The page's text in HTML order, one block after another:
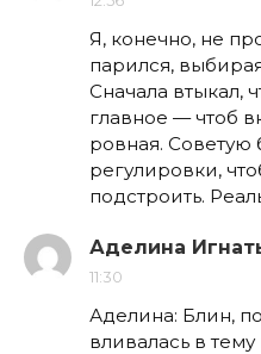
Я, конечно, не
парился,
Сначала втыкал,
главное — чтоб
ровная. Советую
регулировки,
подстроить.
Аделина
11:30
Аделина: Блин,
вливалась в